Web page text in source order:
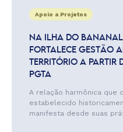
Apoio a Projetos
NA ILHA DO
FORTALECE GESTÃO
TERRITÓRIO A
PGTA
A relação harmônica que
estabelecido
manifesta desde suas